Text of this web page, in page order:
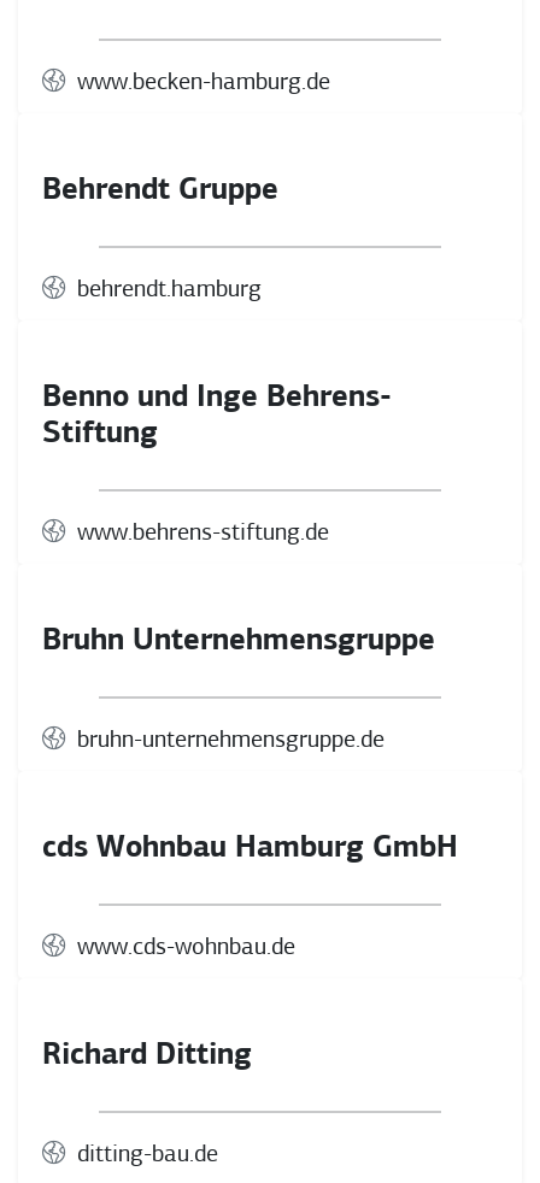
www.becken-hamburg.de
Behrendt Gruppe
behrendt.hamburg
Benno und Inge Behrens-
Stiftung
www.behrens-stiftung.de
Bruhn Unternehmensgruppe
bruhn-unternehmensgruppe.de
cds Wohnbau Hamburg GmbH
www.cds-wohnbau.de
Richard Ditting
ditting-bau.de